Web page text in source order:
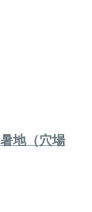
地（穴場